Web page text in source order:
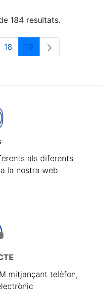
184 resultats.
Utilitzeu TAB
Pàgina
18 Pàgina
19
als diferents
la nostra web
mitjançant telèfon,